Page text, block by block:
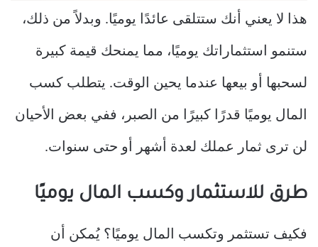
هذا لا يعني أنك ستتلقى عائدًا يوميًا. وبدلاً من ذلك،
ستنمو استثماراتك يوميًا، مما يمنحك قيمة كبيرة
لسحبها أو بيعها عندما يحين الوقت. يتطلب كسب
المال يوميًا قدرًا كبيرًا من الصبر، ففي بعض الأحيان
لن ترى ثمار عملك لعدة أشهر أو حتى سنوات.
طرق للاستثمار وكسب المال يوميًا
فكيف تستثمر وتكسب المال يوميًا؟ يُمكن أن